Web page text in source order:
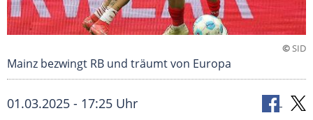
©SID
Mainz bezwingt RB und träumt von Europa
01.03.2025 - 17:25 Uhr